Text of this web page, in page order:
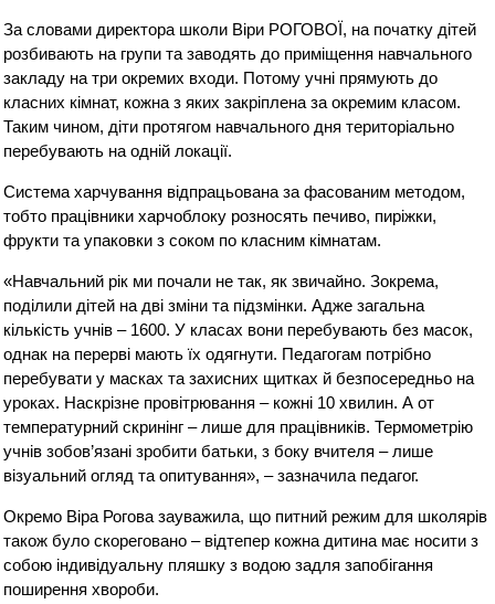
За словами директора школи Віри РОГОВОЇ, на початку дітей
розбивають на групи та заводять до приміщення навчального
закладу на три окремих входи. Потому учні прямують до
класних кімнат, кожна з яких закріплена за окремим класом.
Таким чином, діти протягом навчального дня територіально
перебувають на одній локації.
Система харчування відпрацьована за фасованим методом,
тобто працівники харчоблоку розносять печиво, пиріжки,
фрукти та упаковки з соком по класним кімнатам.
«Навчальний рік ми почали не так, як звичайно. Зокрема,
поділили дітей на дві зміни та підзмінки. Адже загальна
кількість учнів – 1600. У класах вони перебувають без масок,
однак на перерві мають їх одягнути. Педагогам потрібно
перебувати у масках та захисних щитках й безпосередньо на
уроках. Наскрізне провітрювання – кожні 10 хвилин. А от
температурний скринінг – лише для працівників. Термометрію
учнів зобов’язані зробити батьки, з боку вчителя – лише
візуальний огляд та опитування», – зазначила педагог.
Окремо Віра Рогова зауважила, що питний режим для школярів
також було скореговано – відтепер кожна дитина має носити з
собою індивідуальну пляшку з водою задля запобігання
поширення хвороби.